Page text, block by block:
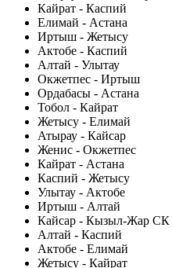
Кайрат - Каспий
Елимай - Астана
Иртыш - Жетысу
Актобе - Каспий
Алтай - Улытау
Окжетпес - Иртыш
Ордабасы - Астана
Тобол - Кайрат
Жетысу - Елимай
Атырау - Кайсар
Женис - Окжетпес
Кайрат - Астана
Каспий - Жетысу
Улытау - Актобе
Иртыш - Алтай
Кайсар - Кызыл-Жар СК
Алтай - Каспий
Актобе - Елимай
Жетысу - Кайрат